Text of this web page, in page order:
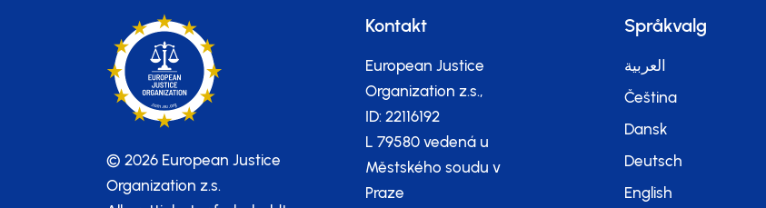
© 2026 European Justice
Organization z.s.
Kontakt
European Justice
Organization z.s.,
ID: 22116192
L 79580 vedená u
Městského soudu v
Praze
Språkvalg
العربية
Čeština
Dansk
Deutsch
English